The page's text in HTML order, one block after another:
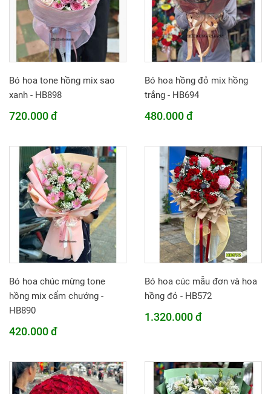
Bó hoa tone hồng mix sao
xanh - HB898
720.000 đ
Bó hoa hồng đỏ mix hồng
trắng - HB694
480.000 đ
Bó hoa chúc mừng tone
hồng mix cẩm chướng -
HB890
420.000 đ
Bó hoa cúc mẫu đơn và hoa
hồng đỏ - HB572
1.320.000 đ